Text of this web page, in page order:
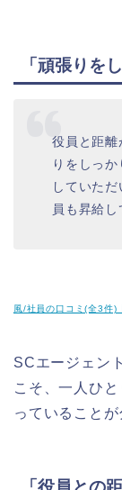
「頑張りを
役員と距離
りをしっ
していた
員も昇給し
（参
風/社員の口コミ(全3件
SCエージェン
こそ、一人ひ
っていることが